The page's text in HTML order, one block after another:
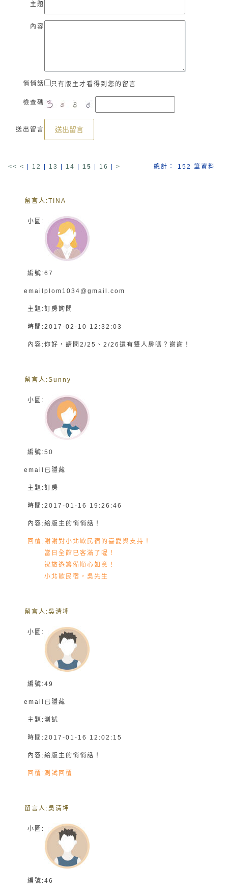
主題
內容
悄悄話 只有版主才看得到您的留言
檢查碼
送出留言 送出留言
<< < 12 13 14 15 16 > 總計： 152 筆資料
留言人:TINA
小圖:
編號:67
email plom1034@gmail.com
主題:訂房詢問
時間:2017-02-10 12:32:03
內容:你好，請問2/25、2/26還有雙人房嗎？謝謝！
留言人:Sunny
小圖:
編號:50
email 已隱藏
主題:訂房
時間:2017-01-16 19:26:46
內容:給版主的悄悄話！
回覆:謝謝對小北歐民宿的喜愛與支持！
當日全館已客滿了喔！
祝旅遊籌備順心如意！
小北歐民宿，吳先生
留言人:吳清坤
小圖:
編號:49
email 已隱藏
主題:測試
時間:2017-01-16 12:02:15
內容:給版主的悄悄話！
回覆:測試回覆
留言人:吳清坤
小圖:
編號:46